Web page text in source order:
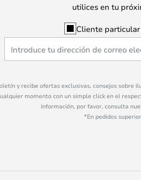
utilices en tu
Cliente particular
y recibe ofertas exclusivas, consejos sobre
momento con un simple click en el
información, por favor, consulta
*En pedidos